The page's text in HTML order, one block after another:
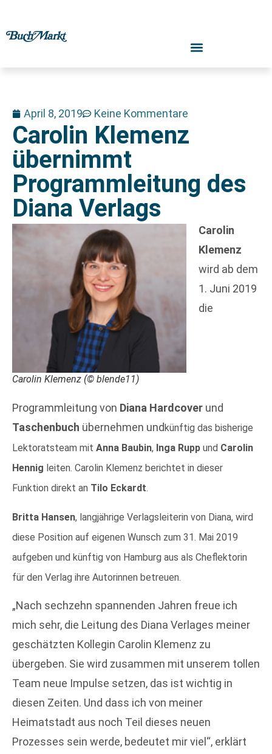
April 8, 2019 Keine Kommentare
Carolin Klemenz
übernimmt
Programmleitung des
Diana Verlags
Carolin Klemenz (© blende11)
Carolin
Klemenz
wird ab dem
1. Juni 2019
die
Programmleitung von Diana Hardcover und
Taschenbuch übernehmen und künftig das bisherige
Lektoratsteam mit Anna Baubin, Inga Rupp und Carolin
Hennig leiten. Carolin Klemenz berichtet in dieser
Funktion direkt an Tilo Eckardt.
Britta Hansen, langjährige Verlagsleiterin von Diana, wird
diese Position auf eigenen Wunsch zum 31. Mai 2019
aufgeben und künftig von Hamburg aus als Cheflektorin
für den Verlag ihre Autorinnen betreuen.
„Nach sechzehn spannenden Jahren freue ich
mich sehr, die Leitung des Diana Verlages meiner
geschätzten Kollegin Carolin Klemenz zu
übergeben. Sie wird zusammen mit unserem tollen
Team neue Impulse setzen, das ist wichtig in
diesen Zeiten. Und dass ich von meiner
Heimatstadt aus noch Teil dieses neuen
Prozesses sein werde, bedeutet mir viel“, erklärt